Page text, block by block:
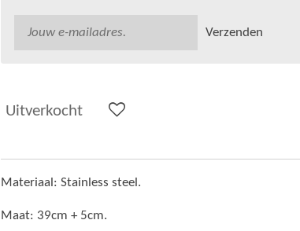
Verzenden
Uitverkocht
Materiaal: Stainless steel.
Maat: 39cm + 5cm.